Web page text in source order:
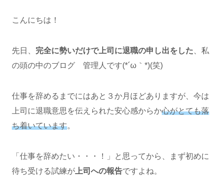
こんにちは！
先日、 完全に勢いだけで上司に退職の申し出をした 、私
の頭の中のブログ 管理人です(*´ω｀*)(笑)
仕事を辞めるまでにはあと３か月ほどありますが、今は
上司に退職意思を伝えられた安心感からか心がとても落
ち着いています。
「仕事を辞めたい・・・！」と思ってから、まず初めに
待ち受ける試練が 上司への報告ですよね。